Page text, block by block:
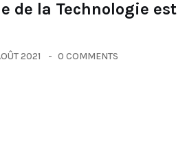
de la Technologie est
2021 0 COMMENTS